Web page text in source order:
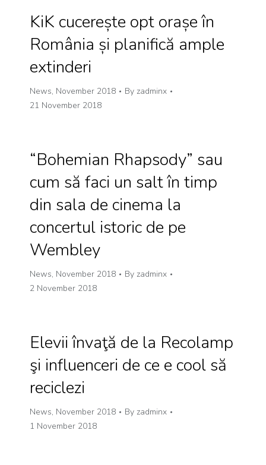
KiK cucerește opt orașe în
România și planifică ample
extinderi
News, November 2018 By zadminx
21 November 2018
“Bohemian Rhapsody” sau
cum să faci un salt în timp
din sala de cinema la
concertul istoric de pe
Wembley
News, November 2018 By zadminx
2 November 2018
Elevii învaţă de la Recolamp
şi influenceri de ce e cool să
reciclezi
News, November 2018 By zadminx
1 November 2018